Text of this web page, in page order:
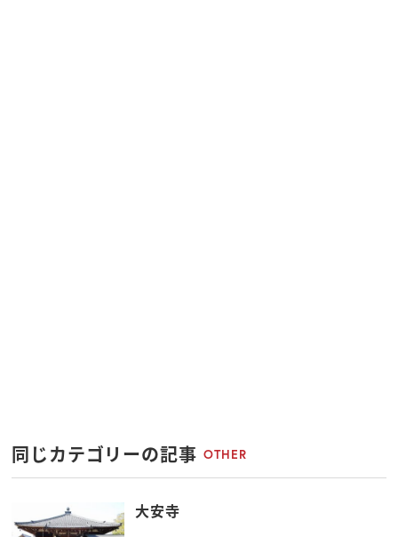
同じカテゴリーの記事 OTHER
大安寺